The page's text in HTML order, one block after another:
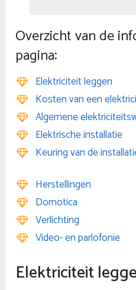
Overzicht van de
pagina:
Elektriciteit leggen
Kosten van een
Algemene
Elektrische installatie
Keuring van de
Herstellingen
Domotica
Verlichting
Video- en parlofonie
Elektriciteit